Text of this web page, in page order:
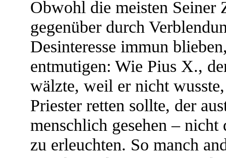
Obwohl die meisten Seiner
gegenüber durch
Desinteresse immun
entmutigen: Wie Pius X.,
wälzte, weil er nicht
Priester retten sollte, der
menschlich gesehen –
zu erleuchten. So manch